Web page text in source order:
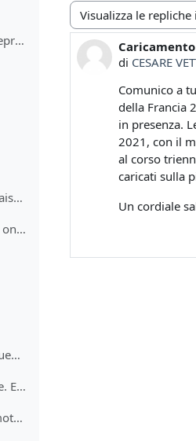
La Rivoluzione francese. Intepretazioni storiografiche. Bibliografia
La loi de la Révolution française: corpus digitalizzato di tutte le leggi e i decreti del periodo 1789 – 1799: link.
Les archives parlementaires on line : link.
Assemblea Nazionale Costituente 1
Spiegazione e comprensione. Enciclopedia delle scienze sociali.
Cause prossime e cause remote della rivoluzione francese
Modalità
di CESARE
Numero di
Comunico a
della Francia
in presenza.
2021, con il
al corso
caricati sulla
Un cordiale